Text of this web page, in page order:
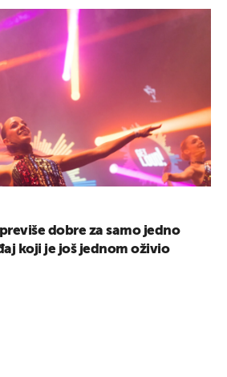
dobre za samo jedno
koji je još jednom oživio
NOTIFIKACIJE